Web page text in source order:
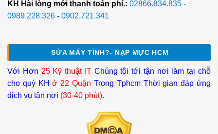
KH Hài lòng mới thanh toán phí.: 02866.834.835 -
0989.228.326 - 0902.721.341
SỬA MÁY TÍNH?- NẠP MỰC HCM
Với Hơn 25 Kỹ thuật ITChúng tôi tới tận nơi làm tại chỗ
cho quý KHở 22 Quận Trong Tphcm Thời gian đáp ứng
dịch vụ tận nơi (30-40 phút).